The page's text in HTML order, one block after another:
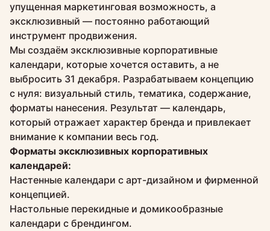
упущенная маркетинговая возможность, а
эксклюзивный — постоянно работающий
инструмент продвижения.
Мы создаём эксклюзивные корпоративные
календари, которые хочется оставить, а не
выбросить 31 декабря. Разрабатываем концепцию
с нуля: визуальный стиль, тематика, содержание,
форматы нанесения. Результат — календарь,
который отражает характер бренда и привлекает
внимание к компании весь год.
Форматы эксклюзивных корпоративных
календарей:
Настенные календари с арт-дизайном и фирменной
концепцией.
Настольные перекидные и домикообразные
календари с брендингом.